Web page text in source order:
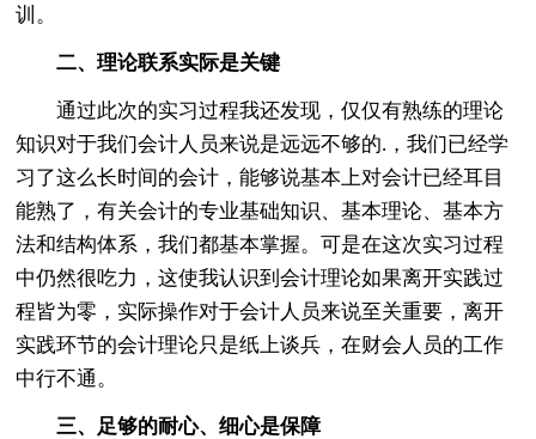
训。
二、理论联系实际是关键
通过此次的实习过程我还发现，仅仅有熟练的理论
知识对于我们会计人员来说是远远不够的.，我们已经学
习了这么长时间的会计，能够说基本上对会计已经耳目
能熟了，有关会计的专业基础知识、基本理论、基本方
法和结构体系，我们都基本掌握。可是在这次实习过程
中仍然很吃力，这使我认识到会计理论如果离开实践过
程皆为零，实际操作对于会计人员来说至关重要，离开
实践环节的会计理论只是纸上谈兵，在财会人员的工作
中行不通。
三、足够的耐心、细心是保障